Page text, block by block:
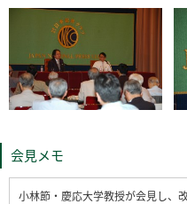
会見メモ
小林節・慶応大学教授が会見し、